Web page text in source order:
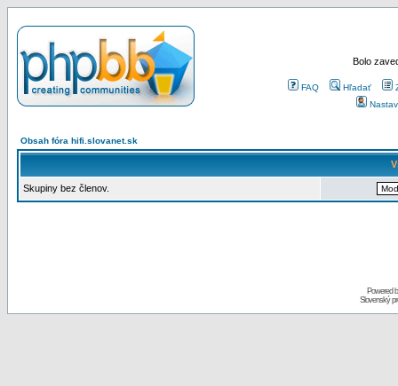
Bolo
FAQ Hľadať
Obsah fóra hifi.slovanet.sk
Skupiny bez členov.
Powered
Slovenský